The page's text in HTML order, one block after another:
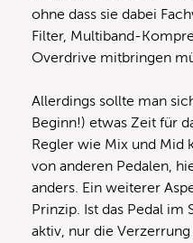
ohne dass sie dabei
Filter, Multiband-
Overdrive mitbringen
Allerdings sollte man
Beginn!) etwas Zeit für
Regler wie Mix und Mid
von anderen Pedalen,
anders. Ein weiterer
Prinzip. Ist das Pedal
aktiv, nur die